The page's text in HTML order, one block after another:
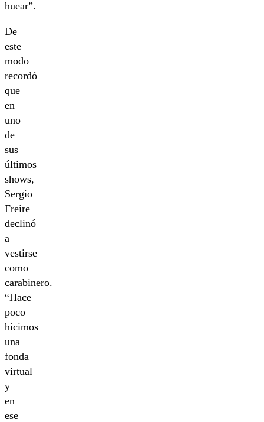
huear”.
De
este
modo
recordó
que
en
uno
de
sus
últimos
shows,
Sergio
Freire
declinó
a
vestirse
como
carabinero.
“Hace
poco
hicimos
una
fonda
virtual
y
en
ese